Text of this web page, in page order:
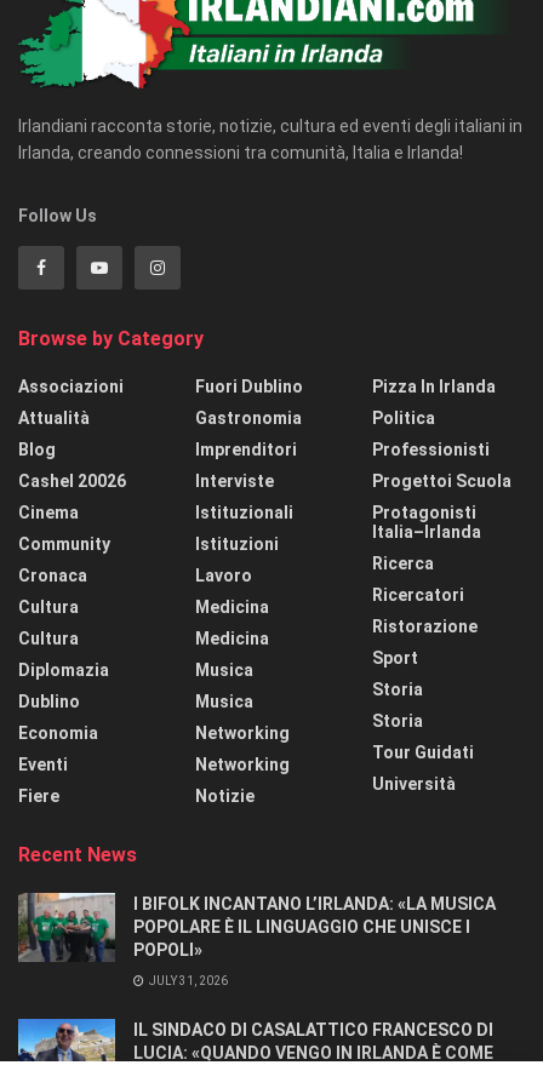
Irlandiani racconta storie, notizie, cultura ed eventi degli italiani in
Irlanda, creando connessioni tra comunità, Italia e Irlanda!
Follow Us
Browse by Category
Associazioni
Attualità
Blog
Cashel 20026
Cinema
Community
Cronaca
Cultura
Cultura
Diplomazia
Dublino
Economia
Eventi
Fiere
Fuori Dublino
Gastronomia
Imprenditori
Interviste
Istituzionali
Istituzioni
Lavoro
Medicina
Medicina
Musica
Musica
Networking
Networking
Notizie
Pizza In Irlanda
Politica
Professionisti
Progettoi Scuola
Protagonisti
Italia–Irlanda
Ricerca
Ricercatori
Ristorazione
Sport
Storia
Storia
Tour Guidati
Università
Recent News
I BIFOLK INCANTANO L’IRLANDA: «LA MUSICA
POPOLARE È IL LINGUAGGIO CHE UNISCE I
POPOLI»
JULY 31, 2026
IL SINDACO DI CASALATTICO FRANCESCO DI
LUCIA: «QUANDO VENGO IN IRLANDA È COME